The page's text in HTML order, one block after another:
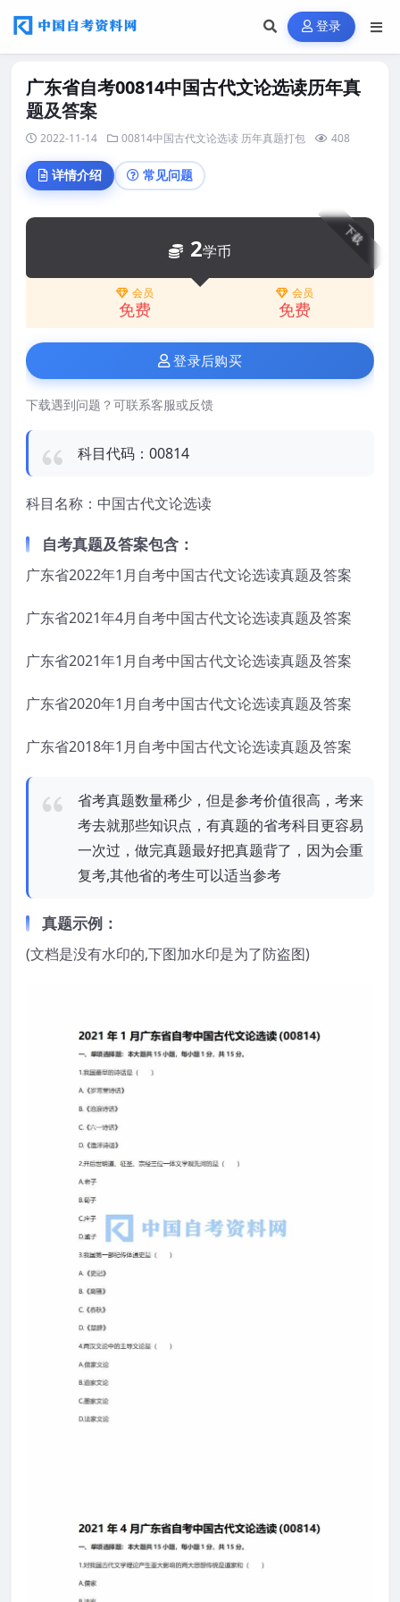
登录
广东省自考00814中国古代文论选读历年真
题及答案
2022-11-14 00814中国古代文论选读 历年真题打包 408
详情介绍 常见问题
下载
2学币
会员
免费
会员
免费
登录后购买
下载遇到问题？可联系客服或反馈
科目代码：00814
科目名称：中国古代文论选读
自考真题及答案包含：
广东省2022年1月自考中国古代文论选读真题及答案
广东省2021年4月自考中国古代文论选读真题及答案
广东省2021年1月自考中国古代文论选读真题及答案
广东省2020年1月自考中国古代文论选读真题及答案
广东省2018年1月自考中国古代文论选读真题及答案
省考真题数量稀少，但是参考价值很高，考来
考去就那些知识点，有真题的省考科目更容易
一次过，做完真题最好把真题背了，因为会重
复考,其他省的考生可以适当参考
真题示例：
(文档是没有水印的,下图加水印是为了防盗图)